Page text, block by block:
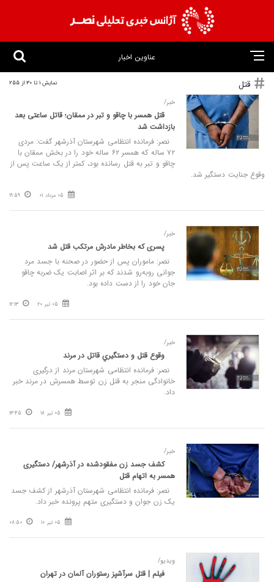
عناوین اخبار
قتل نمایش 1 تا 30 از 255
خبر/
قتل همسر با چاقو و تبر در ممقان؛ قاتل ساعتی بعد
بازداشت شد
نصر: فرمانده انتظامی شهرستان آذرشهر گفت: مردی
۷۲ ساله که همسر ۶۲ ساله خود را در بخش ممقان با
چاقو و تبر به قتل رسانده بود، کمتر از یک ساعت پس از
وقوع جنایت دستگیر شد.
05 مرداد 01 19:59
خبر/
پسری که بخاطر مادرش مرتکب قتل شد
نصر: ماموران پس از حضور در صحنه با جسد مرد
جوانی روبه‌رو شدند که بر اثر اصابت یک ضربه چاقو
جان خود را از دست داده بود.
05 تیر 20 12:13
خبر/
وقوع قتل و دستگيري قاتل در مرند
نصر: فرمانده انتظامی شهرستان مرند از درگیری
خانوادگی منجر به قتل زن توسط همسرش در مرند خبر
داد.
05 تیر 18 13:45
خبر/
کشف جسد زن مفقودشده در آذرشهر/ دستگیری
همسر به اتهام قتل
نصر: فرمانده انتظامی شهرستان آذرشهر از کشف جسد
یک زن جوان و دستگیری متهم پرونده خبر داد.
05 تیر 10 08:50
ویدیو/
فیلم | قتل سرآشپز رستوران آلمان در تهران